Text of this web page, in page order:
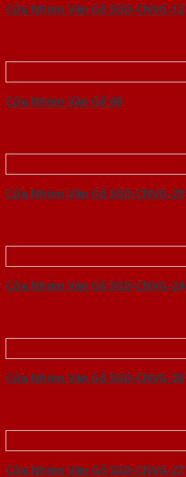
Cửa Nhôm Vân Gỗ SGD-CNVG-12
Cửa Nhôm Vân Gỗ 68
Cửa Nhôm Vân Gỗ SGD-CNVG-29
Cửa Nhôm Vân Gỗ SGD-CNVG-24
Cửa Nhôm Vân Gỗ SGD-CNVG-38
Cửa Nhôm Vân Gỗ SGD-CNVG-27